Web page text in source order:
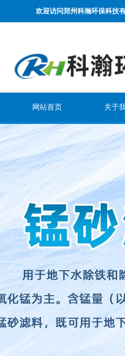
欢迎访问郑州科瀚环保科技
网站首页 关于